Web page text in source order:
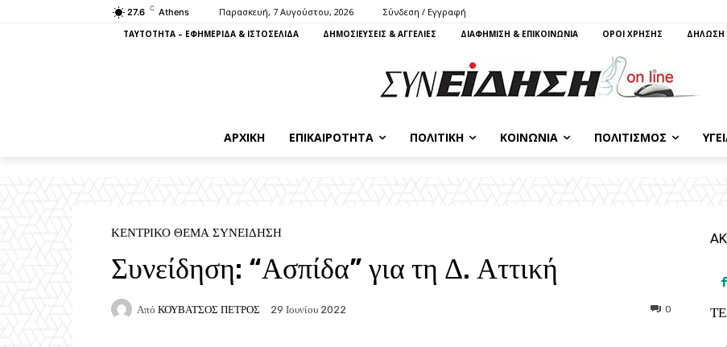
27.6 C Athens Παρασκευή, 7 Αυγούστου, 2026 Σύνδεση / Εγγραφή
ΤΑΥΤΟΤΗΤΑ – ΕΦΗΜΕΡΙΔΑ & ΙΣΤΟΣΕΛΙΔΑ ΔΗΜΟΣΙΕΥΣΕΙΣ & ΑΓΓΕΛΙΕΣ ΔΙΑΦΗΜΙΣΗ & ΕΠΙΚΟΙΝΩΝΙΑ ΌΡΟΙ ΧΡΗΣΗΣ ΔΗΛΩΣΗ
ΑΡΧΙΚΉ ΕΠΙΚΑΙΡΌΤΗΤΑ ΠΟΛΙΤΙΚΉ ΚΟΙΝΩΝΊΑ ΠΟΛΙΤΙΣΜΌΣ
ΚΕΝΤΡΙΚΌ ΘΈΜΑ ΣΥΝΕΊΔΗΣΗ
Συνείδηση: “Ασπίδα” για τη Δ. Αττική
Από ΚΟΥΒΑΤΣΟΣ ΠΕΤΡΟΣ 29 Ιουνίου 2022 0